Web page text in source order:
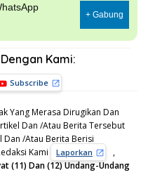
+ Gabung
Kami:
Subscribe
Yang Merasa Dirugikan Dan
Dan /Atau Berita Tersebut
/Atau Berita Berisi
Kami
Laporkan
,
(11) Dan (12) Undang-Undang